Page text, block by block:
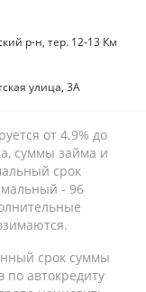
р-н, тер. 12-13 Км
улица, 3А
от 4.9% до
суммы займа и
срок
- 96
срок суммы
автокредиту